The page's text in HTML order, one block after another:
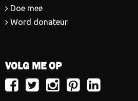
Doe mee
Word donateur
VOLG ME OP
VolgVolgVolgVolgVolg